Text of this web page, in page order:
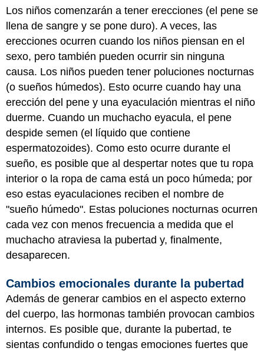
Los niños comenzarán a tener erecciones (el pene se
llena de sangre y se pone duro). A veces, las
erecciones ocurren cuando los niños piensan en el
sexo, pero también pueden ocurrir sin ninguna
causa. Los niños pueden tener poluciones nocturnas
(o sueños húmedos). Esto ocurre cuando hay una
erección del pene y una eyaculación mientras el niño
duerme. Cuando un muchacho eyacula, el pene
despide semen (el líquido que contiene
espermatozoides). Como esto ocurre durante el
sueño, es posible que al despertar notes que tu ropa
interior o la ropa de cama está un poco húmeda; por
eso estas eyaculaciones reciben el nombre de
"sueño húmedo". Estas poluciones nocturnas ocurren
cada vez con menos frecuencia a medida que el
muchacho atraviesa la pubertad y, finalmente,
desaparecen.
Cambios emocionales durante la pubertad
Además de generar cambios en el aspecto externo
del cuerpo, las hormonas también provocan cambios
internos. Es posible que, durante la pubertad, te
sientas confundido o tengas emociones fuertes que